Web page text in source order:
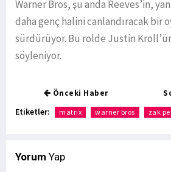
Warner Bros, şu anda Reeves’in,
daha genç halini canlandıracak bir
sürdürüyor. Bu rolde Justin
söyleniyor.
Önceki Haber
Etiketler: matrix warner bros zak
Yorum Yap